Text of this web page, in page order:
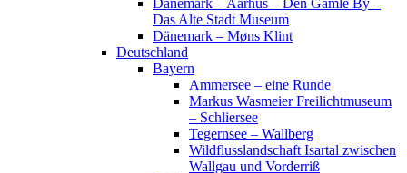
Dänemark – Aarhus – Den Gamle By –
Das Alte Stadt Museum
Dänemark – Møns Klint
Deutschland
Bayern
Ammersee – eine Runde
Markus Wasmeier Freilichtmuseum
– Schliersee
Tegernsee – Wallberg
Wildflusslandschaft Isartal zwischen
Wallgau und Vorderriß